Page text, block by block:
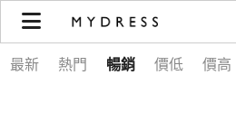
Necklace 項鍊 | MYDRESS 時裳韓風
最新 熱門 暢銷 價低 價高